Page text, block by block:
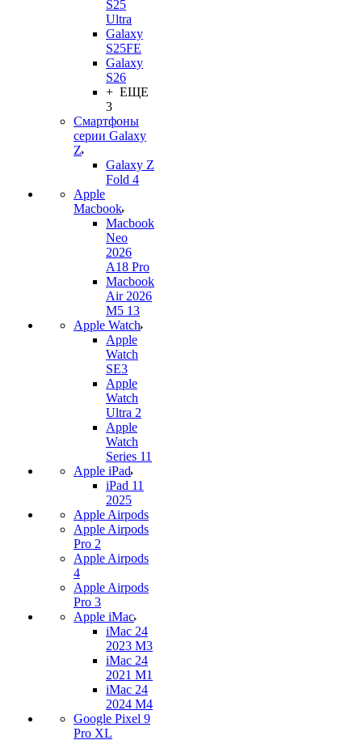
S25
Ultra
Galaxy
S25FE
Galaxy
S26
+ ЕЩЕ
3
Смартфоны
серии Galaxy
Z
Galaxy Z
Fold 4
Apple
Macbook
Macbook
Neo
2026
A18 Pro
Macbook
Air 2026
M5 13
Apple Watch
Apple
Watch
SE3
Apple
Watch
Ultra 2
Apple
Watch
Series 11
Apple iPad
iPad 11
2025
Apple Airpods
Apple Airpods
Pro 2
Apple Airpods
4
Apple Airpods
Pro 3
Apple iMac
iMac 24
2023 M3
iMac 24
2021 M1
iMac 24
2024 M4
Google Pixel 9
Pro XL